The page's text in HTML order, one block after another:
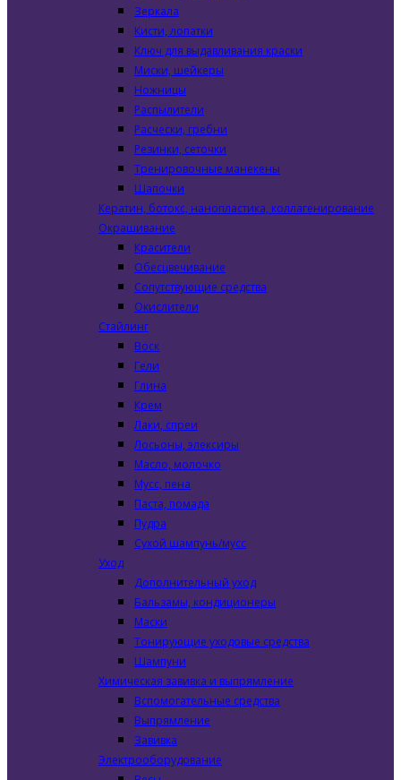
Зеркала
Кисти, лопатки
Ключ для выдавливания краски
Миски, шейкеры
Ножницы
Распылители
Расчески, гребни
Резинки, сеточки
Тренировочные манекены
Шапочки
Кератин, ботокс, нанопластика, коллагенирование
Окрашивание
Красители
Обесцвечивание
Сопутствующие средства
Окислители
Стайлинг
Воск
Гели
Глина
Крем
Лаки, спреи
Лосьоны, элексиры
Масло, молочко
Мусс, пена
Паста, помада
Пудра
Сухой шампунь/мусс
Уход
Дополнительный уход
Бальзамы, кондиционеры
Маски
Тонирующие уходовые средства
Шампуни
Химическая завивка и выпрямление
Вспомогательные средства
Выпрямление
Завивка
Электрооборудование